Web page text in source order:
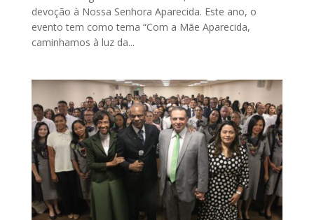
devoção à Nossa Senhora Aparecida. Este ano, o
evento tem como tema “Com a Mãe Aparecida,
caminhamos à luz da...